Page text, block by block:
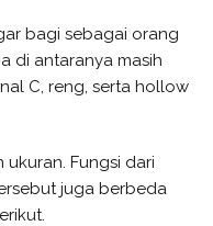
bagi sebagai orang
di antaranya masih
C, reng, serta hollow
Fungsi dari
juga berbeda